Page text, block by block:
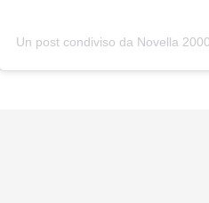
Un post condiviso da Novella